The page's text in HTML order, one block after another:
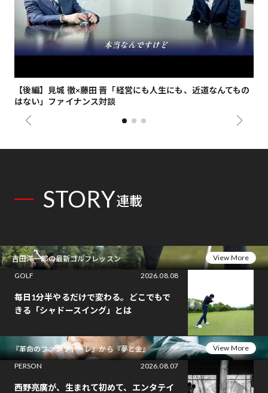
【後編】見城 徹×藤田 晋「経営にも人生にも、近道なんてもの
はない」ファイナンス対談
STORY連載
吉田洋一郎の最新ゴルフレッスン
View More
GOLF
2026.08.08
毎日1分半やるだけで変わる。どこでもで
きる「シャドースイング」とは
『革命のファンファーレ』から『夢と金』
View More
PERSON
2026.08.07
西野亮廣が、生まれて初めて、エンタテイ